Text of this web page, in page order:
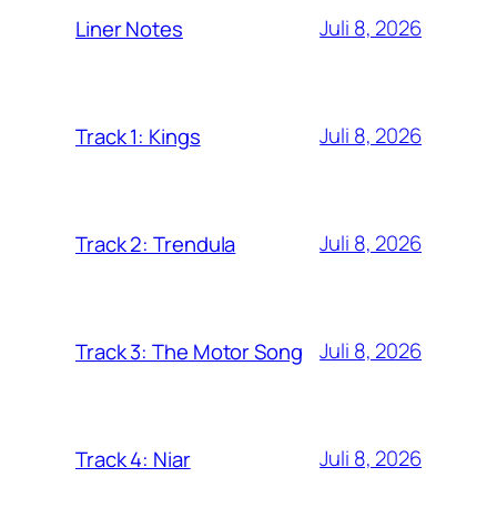
Liner Notes Juli 8, 2026
Track 1: Kings Juli 8, 2026
Track 2: Trendula Juli 8, 2026
Track 3: The Motor Song Juli 8, 2026
Track 4: Niar Juli 8, 2026